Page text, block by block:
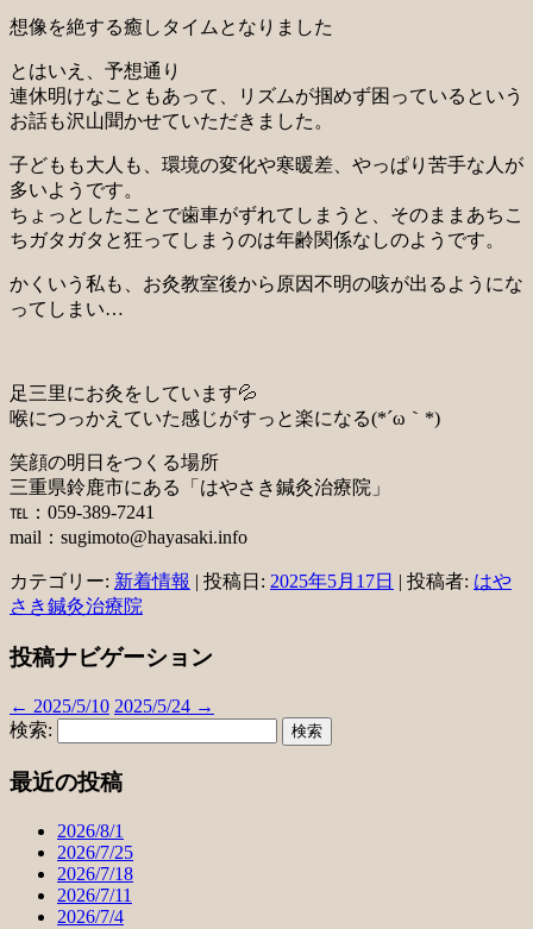
想像を絶する癒しタイムとなりました
とはいえ、予想通り
連休明けなこともあって、リズムが掴めず困っているという
お話も沢山聞かせていただきました。
子どもも大人も、環境の変化や寒暖差、やっぱり苦手な人が
多いようです。
ちょっとしたことで歯車がずれてしまうと、そのままあちこ
ちガタガタと狂ってしまうのは年齢関係なしのようです。
かくいう私も、お灸教室後から原因不明の咳が出るようにな
ってしまい…
足三里にお灸をしています💦
喉につっかえていた感じがすっと楽になる(*´ω｀*)
笑顔の明日をつくる場所
三重県鈴鹿市にある「はやさき鍼灸治療院」
℡：059-389-7241
mail：sugimoto@hayasaki.info
カテゴリー: 新着情報 | 投稿日: 2025年5月17日 | 投稿者: はや
さき鍼灸治療院
投稿ナビゲーション
← 2025/5/10 2025/5/24 →
検索:
最近の投稿
2026/8/1
2026/7/25
2026/7/18
2026/7/11
2026/7/4